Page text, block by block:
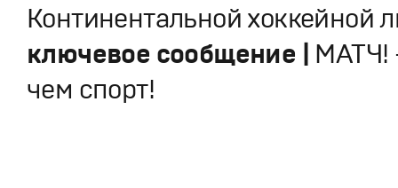
Континентальной хоккейной
ключевое сообщение | МАТЧ!
чем спорт!